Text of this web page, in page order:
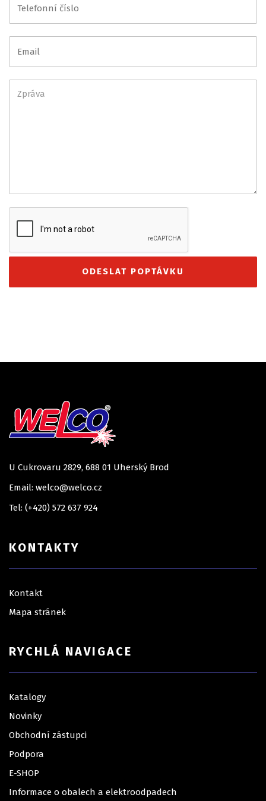
U Cukrovaru 2829, 688 01 Uherský Brod
Email: welco@welco.cz
Tel: (+420) 572 637 924
KONTAKTY
Kontakt
Mapa stránek
RYCHLÁ NAVIGACE
Katalogy
Novinky
Obchodní zástupci
Podpora
E-SHOP
Informace o obalech a elektroodpadech